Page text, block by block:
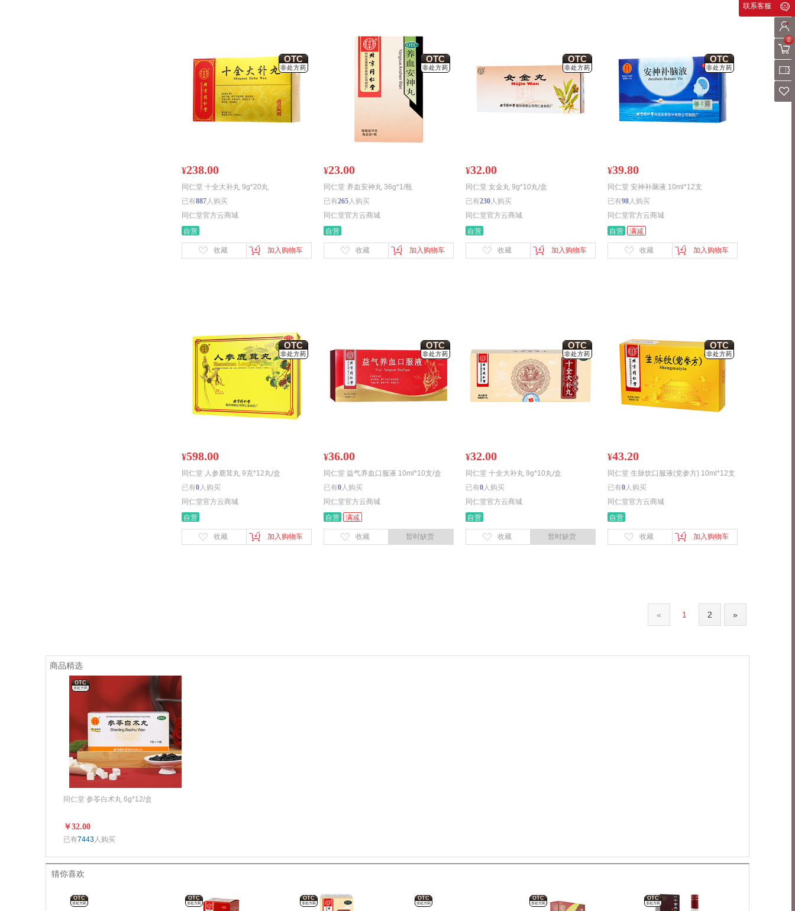
OTC
非处方药
¥238.00
同仁堂 十全大补丸 9g*20丸
已有887人购买
同仁堂官方云商城
自营
收藏 加入购物车
OTC
非处方药
¥23.00
同仁堂 养血安神丸 36g*1/瓶
已有265人购买
同仁堂官方云商城
自营
收藏 加入购物车
OTC
非处方药
¥32.00
同仁堂 女金丸 9g*10丸/盒
已有230人购买
同仁堂官方云商城
自营
收藏 加入购物车
OTC
非处方药
¥39.80
同仁堂 安神补脑液 10ml*12支
已有98人购买
同仁堂官方云商城
自营 满减
收藏 加入购物车
OTC
非处方药
¥598.00
同仁堂 人参鹿茸丸 9克*12丸/盒
已有0人购买
同仁堂官方云商城
自营
收藏 加入购物车
OTC
非处方药
¥36.00
同仁堂 益气养血口服液 10ml*10支/盒
已有0人购买
同仁堂官方云商城
自营 满减
收藏 暂时缺货
OTC
非处方药
¥32.00
同仁堂 十全大补丸 9g*10丸/盒
已有0人购买
同仁堂官方云商城
自营
收藏 暂时缺货
OTC
非处方药
¥43.20
同仁堂 生脉饮口服液(党参方) 10ml*12支
已有0人购买
同仁堂官方云商城
自营
收藏 加入购物车
« 1 2 »
商品精选
OTC
非处方药
同仁堂 参苓白术丸 6g*12/盒
￥32.00
已有7443人购买
猜你喜欢
OTC
非处方药
OTC
非处方药
OTC
非处方药
OTC
非处方药
OTC
非处方药
OTC
非处方药
联系客服
0